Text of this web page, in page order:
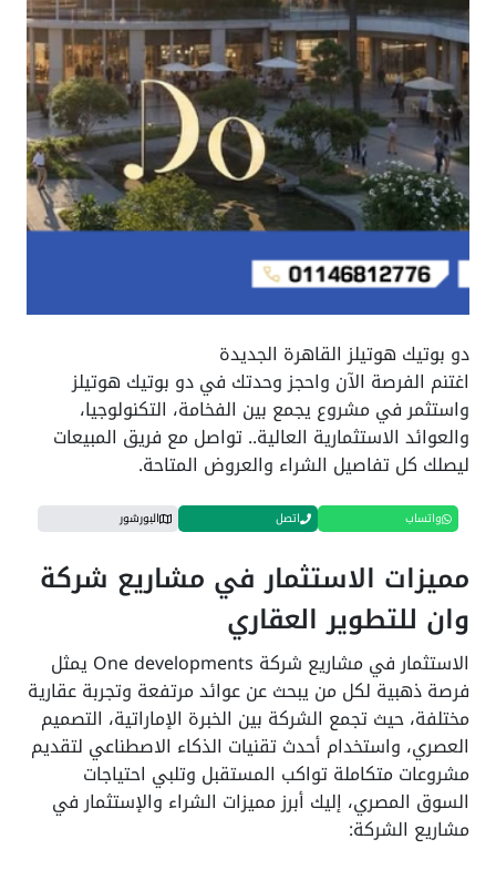
دو بوتيك هوتيلز القاهرة الجديدة
اغتنم الفرصة الآن واحجز وحدتك في دو بوتيك هوتيلز
واستثمر في مشروع يجمع بين الفخامة، التكنولوجيا،
والعوائد الاستثمارية العالية.. تواصل مع فريق المبيعات
ليصلك كل تفاصيل الشراء والعروض المتاحة.
واتساب اتصل البورشور
مميزات الاستثمار في مشاريع شركة
وان للتطوير العقاري
الاستثمار في مشاريع شركة One developments يمثل
فرصة ذهبية لكل من يبحث عن عوائد مرتفعة وتجربة عقارية
مختلفة، حيث تجمع الشركة بين الخبرة الإماراتية، التصميم
العصري، واستخدام أحدث تقنيات الذكاء الاصطناعي لتقديم
مشروعات متكاملة تواكب المستقبل وتلبي احتياجات
السوق المصري، إليك أبرز مميزات الشراء والإستثمار في
مشاريع الشركة: